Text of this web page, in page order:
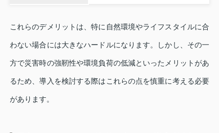
これらのデメリットは、特に自然環境やライフスタイルに合
わない場合には大きなハードルになります。しかし、その一
方で災害時の強靭性や環境負荷の低減といったメリットがあ
るため、導入を検討する際はこれらの点を慎重に考える必要
があります。